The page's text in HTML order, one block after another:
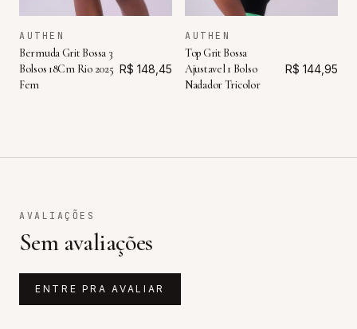
AUTHEN
Bermuda Grit Bossa 3
Bolsos 18Cm Rio 2025
Fem
R$ 148,45
AUTHEN
Top Grit Bossa
Ajustavel 1 Bolso
Nadador Tricolor
R$ 144,95
AVALIAÇÕES
Sem avaliações
ENTRE PRA AVALIAR